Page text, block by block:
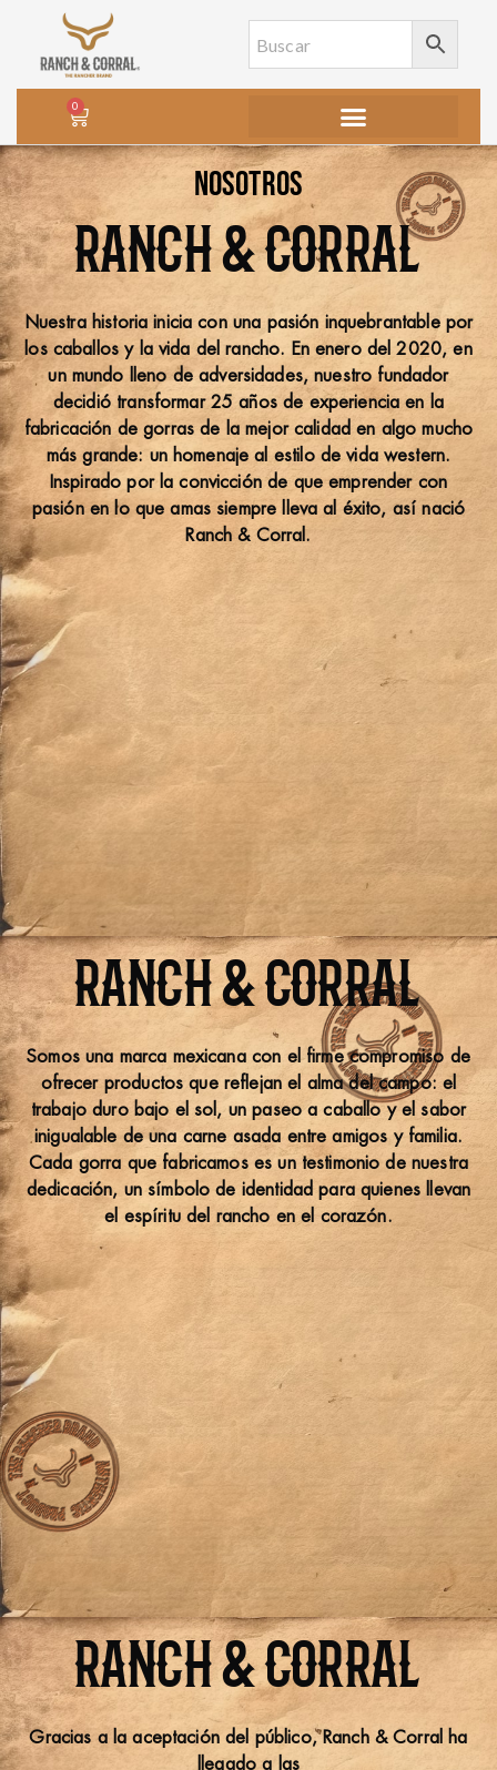
0
Nosotros
RANCH & CORRAL
Nuestra historia inicia con una pasión inquebrantable por
los caballos y la vida del rancho. En enero del 2020, en
un mundo lleno de adversidades, nuestro fundador
decidió transformar 25 años de experiencia en la
fabricación de gorras de la mejor calidad en algo mucho
más grande: un homenaje al estilo de vida western.
Inspirado por la convicción de que emprender con
pasión en lo que amas siempre lleva al éxito, así nació
Ranch & Corral.
RANCH & CORRAL
Somos una marca mexicana con el firme compromiso de
ofrecer productos que reflejan el alma del campo: el
trabajo duro bajo el sol, un paseo a caballo y el sabor
inigualable de una carne asada entre amigos y familia.
Cada gorra que fabricamos es un testimonio de nuestra
dedicación, un símbolo de identidad para quienes llevan
el espíritu del rancho en el corazón.
RANCH & CORRAL
Gracias a la aceptación del público, Ranch & Corral ha
llegado a las